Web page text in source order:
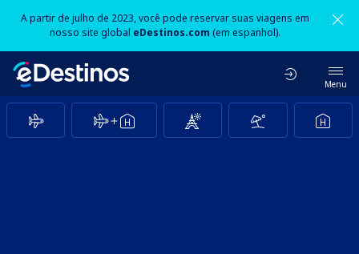
A partir de julho de 2023, você pode reservar suas viagens em
nosso site global eDestinos.com (em espanhol).
Menu